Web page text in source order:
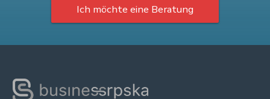
Ich möchte eine Beratung